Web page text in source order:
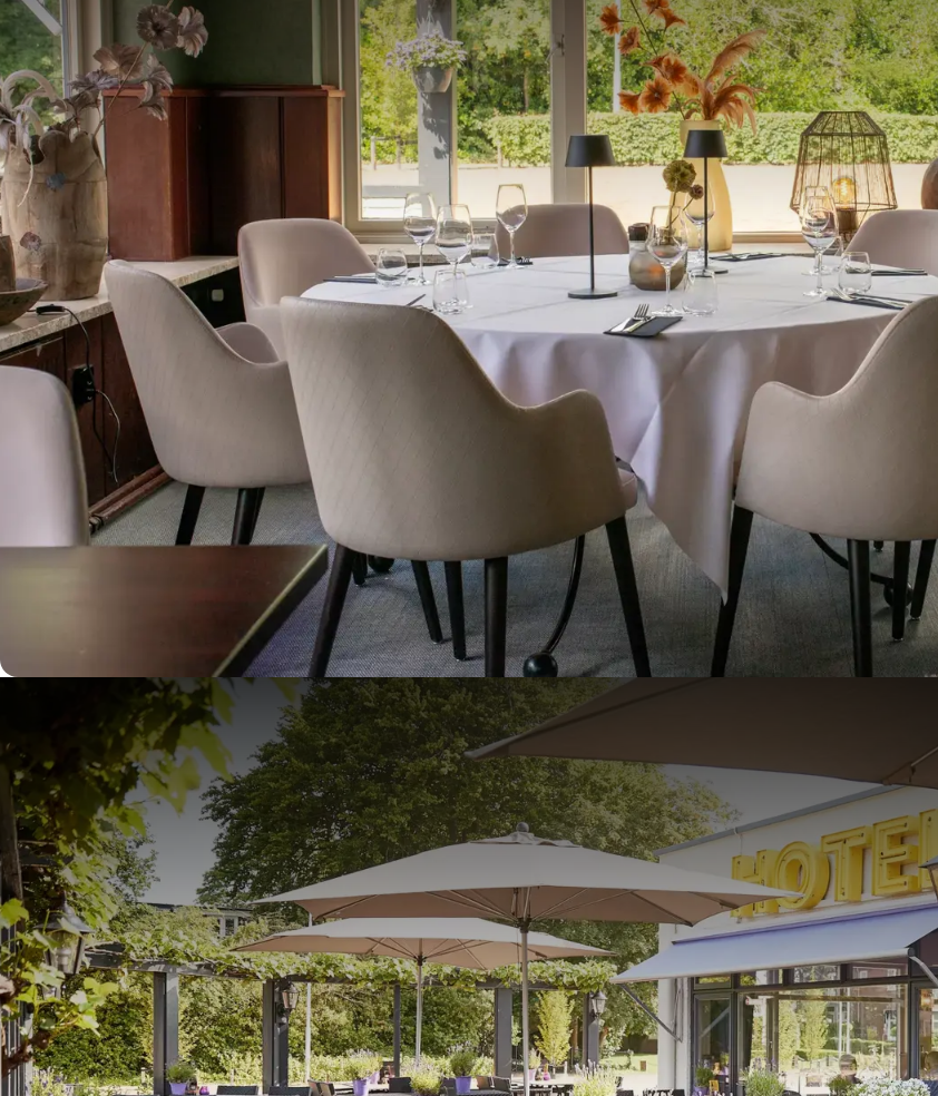
minuten rijafstand met de auto bent u in Leeuwarden, waar u gezellig kunt shoppen of een kop koffie kunt
drinken op het terras om daarna de stad te gaan verkennen. Kortom, tijdens uw verblijf bij Hotel Hardegarijp-
Leeuwarden is er genoeg te beleven.